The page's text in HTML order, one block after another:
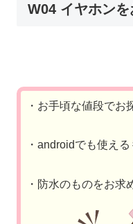
W04 イヤホン
・お手頃な値段でお
・androidでも使え
・防水のものをお求